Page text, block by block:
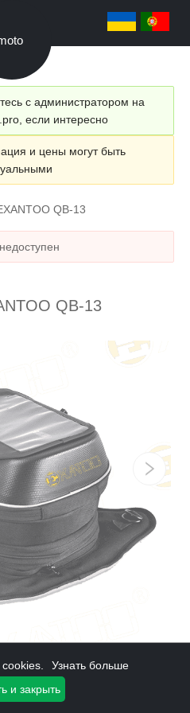
с администратором на
если интересно
и цены могут быть
QB-13
QB-13
Узнать больше
и закрыть